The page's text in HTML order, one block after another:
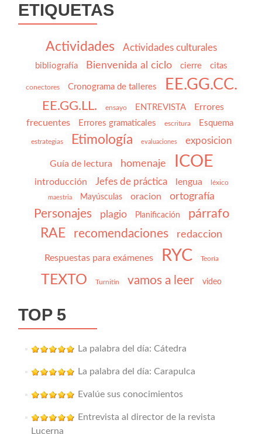
ETIQUETAS
Actividades Actividades culturales
bibliografía Bienvenida al ciclo cierre citas
conectores Cronograma de talleres EE.GG.CC.
EE.GG.LL. ensayo ENTREVISTA
Errores
frecuentes
Errores gramaticales escritura Esquema
estrategias Etimología evaluaciones exposicion
Guía de lectura homenaje ICOE
introducción Jefes de práctica lengua léxico
maestria Mayúsculas oracion ortografía
Personajes plagio Planificación párrafo
RAE recomendaciones redaccion
Respuestas para exámenes RYC Teoría
TEXTO Turnitin vamos a leer video
TOP 5
La palabra del día: Cátedra
La palabra del día: Carapulca
Evalúe sus conocimientos
Entrevista al director de la revista
Lucerna